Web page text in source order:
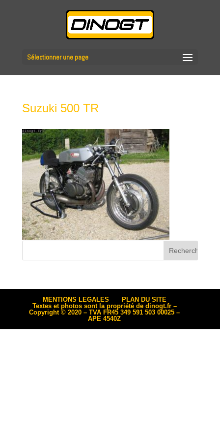
Sélectionner une page
Suzuki 500 TR
MENTIONS LEGALES
PLAN DU SITE
Textes et photos sont la propriété de dinogt.fr –
Copyright © 2020 – TVA FR45 349 591 503 00025 –
APE 4540Z